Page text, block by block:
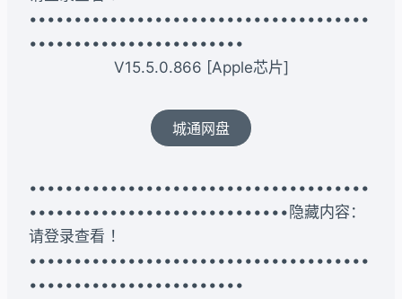
••••••••••••••••••••••••••••••••••••••
••••••••••••••••••••••••
V15.5.0.866 [Apple芯片]
城通网盘
••••••••••••••••••••••••••••••••••••••
•••••••••••••••••••••••••••••隐藏内容：
请登录查看 ！
••••••••••••••••••••••••••••••••••••••
••••••••••••••••••••••••